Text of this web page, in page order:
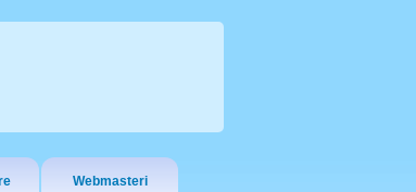
Webmasteri